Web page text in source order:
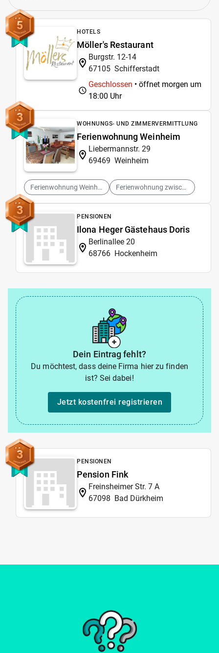
5 HOTELS
Möller's Restaurant
Burgstr. 12-14
67105 Schifferstadt
Geschlossen • öffnet morgen um
18:00 Uhr
3 WOHNUNGS- UND ZIMMERVERMITTLUNG
Ferienwohnung Weinheim
Liebermannstr. 29
69469 Weinheim
Ferienwohnung Weinheim Ferienwohnung zwischen Weinheim und Hemsbach
3 PENSIONEN
Ilona Heger Gästehaus Doris
Berlinallee 20
68766 Hockenheim
Dein Eintrag fehlt?
Du möchtest, dass deine Firma hier zu finden
ist? Sei dabei!
Jetzt kostenfrei registrieren
3 PENSIONEN
Pension Fink
Freinsheimer Str. 7 A
67098 Bad Dürkheim